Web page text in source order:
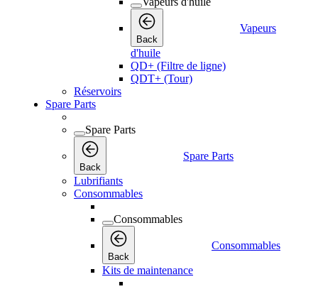
Back
Vapeurs
d'huile
QD+ (Filtre de ligne)
QDT+ (Tour)
Réservoirs
Spare Parts
Spare Parts
Back
Spare Parts
Lubrifiants
Consommables
Consommables
Back
Consommables
Kits de maintenance